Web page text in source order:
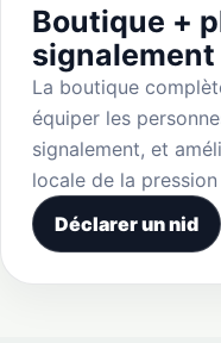
Boutique +
signalement
La boutique
équiper les
signalement, et
locale de la
Déclarer un nid